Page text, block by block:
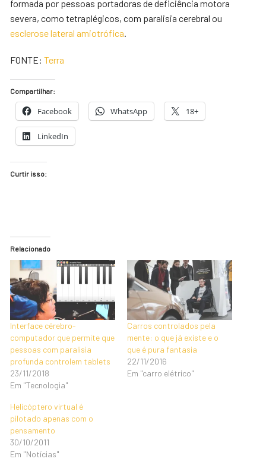
formada por pessoas portadoras de deficiência motora
severa, como tetraplégicos, com paralisia cerebral ou
esclerose lateral amiotrófica.
FONTE: Terra
Compartilhar:
Facebook WhatsApp 18+
LinkedIn
Curtir isso:
Relacionado
Interface cérebro-
computador que permite que
pessoas com paralisia
profunda controlem tablets
23/11/2018
Em "Tecnologia"
Carros controlados pela
mente: o que já existe e o
que é pura fantasia
22/11/2016
Em "carro elétrico"
Helicóptero virtual é
pilotado apenas com o
pensamento
30/10/2011
Em "Notícias"